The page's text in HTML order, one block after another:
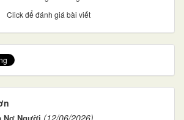
Click để đánh giá bài viết
(12/06/2026)